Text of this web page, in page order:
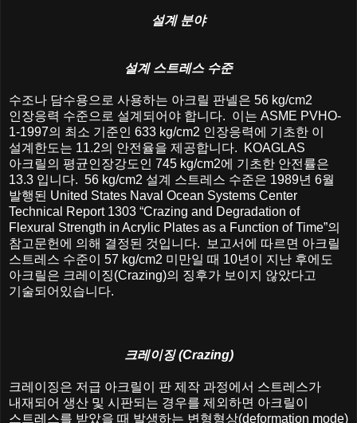
설계 분야
설계 스트레스 수준
수조나 담수용으로 사용하는 아크릴 판넬은 56 kg/cm2
인장응력 수준으로 설계되어야 합니다. 이는 ASME PVHO-
1-1997의 최소 기준인 633 kg/cm2 인장응력에 기초한 이
설계한도는 11.2의 안전율을 제공합니다. KOAGLAS
아크릴의 평균인장강도인 745 kg/cm2에 기초한 안전률은
13.3 입니다. 56 kg/cm2 설계 스트레스 수준은 1989년 6월
발행된 United States Naval Ocean Systems Center
Technical Report 1303 “Crazing and Degradation of
Flexural Strength in Acrylic Plates as a Function of Time”의
참고문헌에 의해 결정된 것입니다. 보고서에 따르면 아크릴
스트레스 수준이 57 kg/cm2 미만일 때 10년이 지난 후에도
아크릴은 크레이징(Crazing)의 징후가 보이지
않았다고
기술되어있습니다.
크레이징(Crazing)
크레이징은 저급 아크릴이 판 제작 과정에서 스트레스가
내재되어 생산 및 시판되는 경우를 제외하면 아크릴이
스트레스를 받았을 때 발생하는 변형형상(deformation mode)